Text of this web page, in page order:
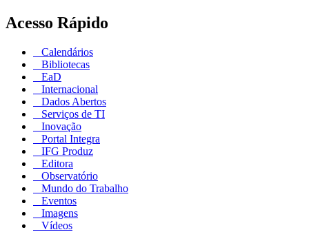
Acesso Rápido
Calendários
Bibliotecas
EaD
Internacional
Dados Abertos
Serviços de TI
Inovação
Portal Integra
IFG Produz
Editora
Observatório
Mundo do Trabalho
Eventos
Imagens
Vídeos